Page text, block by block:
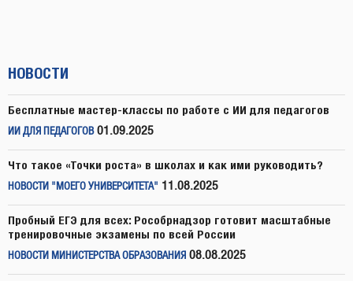
НОВОСТИ
Бесплатные мастер-классы по работе с ИИ для педагогов
ИИ ДЛЯ ПЕДАГОГОВ 01.09.2025
Что такое «Точки роста» в школах и как ими руководить?
НОВОСТИ "МОЕГО УНИВЕРСИТЕТА" 11.08.2025
Пробный ЕГЭ для всех: Рособрнадзор готовит масштабные
тренировочные экзамены по всей России
НОВОСТИ МИНИСТЕРСТВА ОБРАЗОВАНИЯ 08.08.2025